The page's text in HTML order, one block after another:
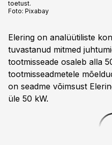
toetust.
Foto: Pixabay
Elering on analüütiliste
tuvastanud mitmed
tootmisseade osaleb alla
tootmisseadmetele
on seadme võimsust
üle 50 kW.